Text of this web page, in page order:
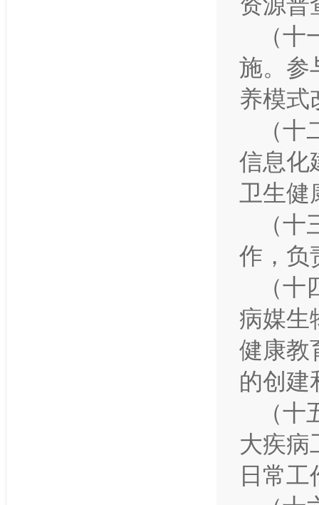
（
施。参
养模式
（
信息化
卫生
（
作，负
（
病媒生
健康教
的创建
（
大疾病
日常